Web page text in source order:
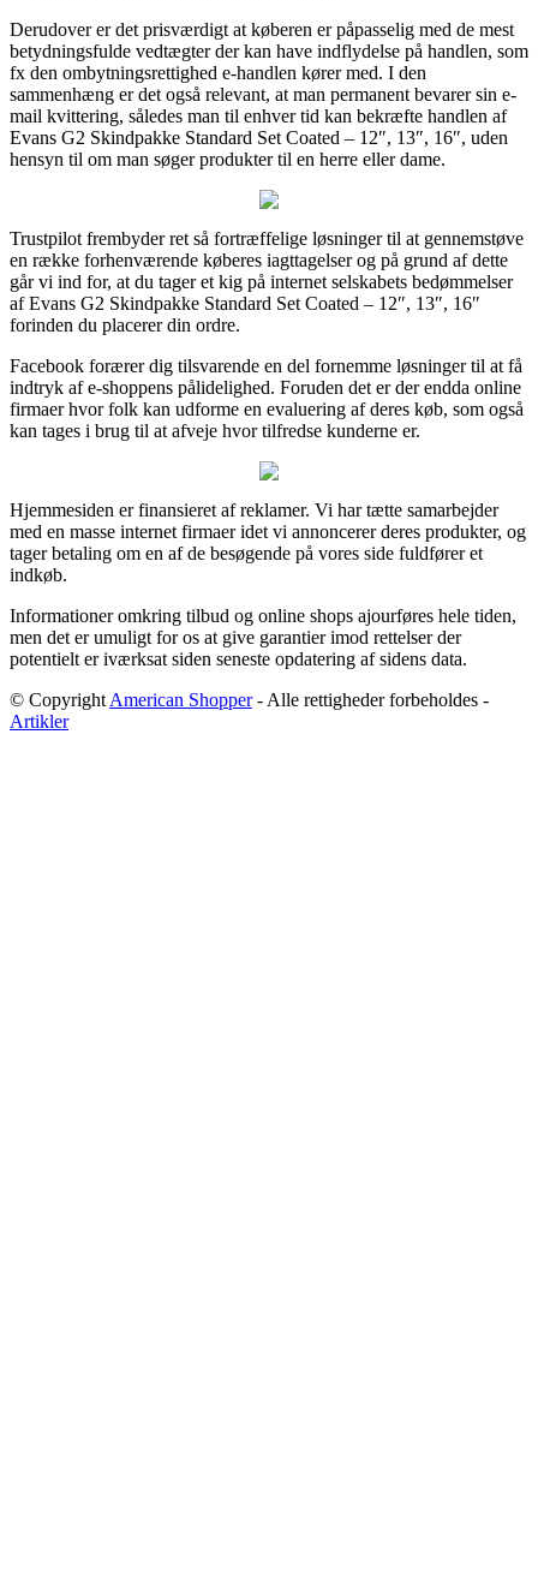
Derudover er det prisværdigt at køberen er påpasselig med de mest
betydningsfulde vedtægter der kan have indflydelse på handlen, som
fx den ombytningsrettighed e-handlen kører med. I den
sammenhæng er det også relevant, at man permanent bevarer sin e-
mail kvittering, således man til enhver tid kan bekræfte handlen af
Evans G2 Skindpakke Standard Set Coated – 12″, 13″, 16″, uden
hensyn til om man søger produkter til en herre eller dame.
Trustpilot frembyder ret så fortræffelige løsninger til at gennemstøve
en række forhenværende køberes iagttagelser og på grund af dette
går vi ind for, at du tager et kig på internet selskabets bedømmelser
af Evans G2 Skindpakke Standard Set Coated – 12″, 13″, 16″
forinden du placerer din ordre.
Facebook forærer dig tilsvarende en del fornemme løsninger til at få
indtryk af e-shoppens pålidelighed. Foruden det er der endda online
firmaer hvor folk kan udforme en evaluering af deres køb, som også
kan tages i brug til at afveje hvor tilfredse kunderne er.
Hjemmesiden er finansieret af reklamer. Vi har tætte samarbejder
med en masse internet firmaer idet vi annoncerer deres produkter, og
tager betaling om en af de besøgende på vores side fuldfører et
indkøb.
Informationer omkring tilbud og online shops ajourføres hele tiden,
men det er umuligt for os at give garantier imod rettelser der
potentielt er iværksat siden seneste opdatering af sidens data.
© Copyright American Shopper- Alle rettigheder forbeholdes -
Artikler